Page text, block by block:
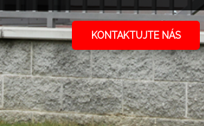
KONTAKTUJTE NÁS